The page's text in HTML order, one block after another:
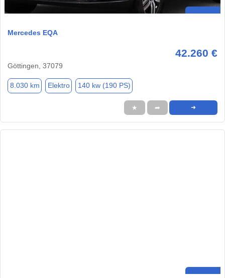
Mercedes EQA
42.260 €
Göttingen, 37079
8.030 km Elektro 140 kw (190 PS)
★ ➦ ➜